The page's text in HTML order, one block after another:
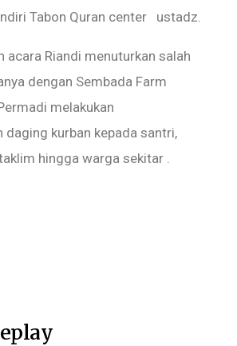
Tabon Quran center ustadz.
acara Riandi menuturkan salah
dengan Sembada Farm
melakukan
daging kurban kepada santri,
hingga warga sekitar .